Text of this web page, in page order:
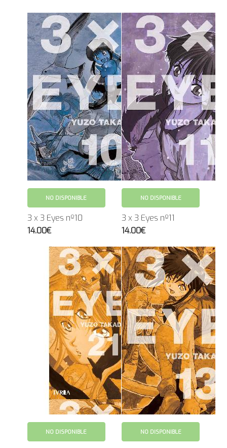
NO DISPONIBLE
3 x 3 Eyes nº10
14.00€
NO DISPONIBLE
3 x 3 Eyes nº11
14.00€
NO DISPONIBLE NO DISPONIBLE